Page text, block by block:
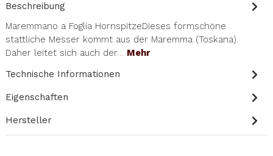
Beschreibung
Maremmano a Foglia HornspitzeDieses formschöne
stattliche Messer kommt aus der Maremma (Toskana).
Daher leitet sich auch der… Mehr
Technische Informationen
Eigenschaften
Hersteller